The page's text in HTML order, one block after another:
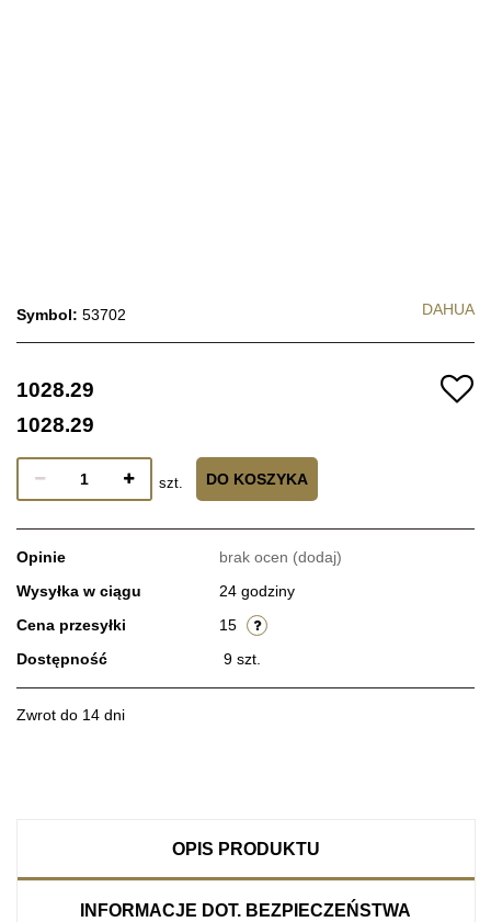
Symbol: 53702 DAHUA
1028.29
1028.29
szt. DO KOSZYKA
Opinie brak ocen (dodaj)
Wysyłka w ciągu
24 godziny
Cena przesyłki
15
Dostępność
9 szt.
Zwrot do 14 dni
OPIS PRODUKTU
INFORMACJE DOT. BEZPIECZEŃSTWA